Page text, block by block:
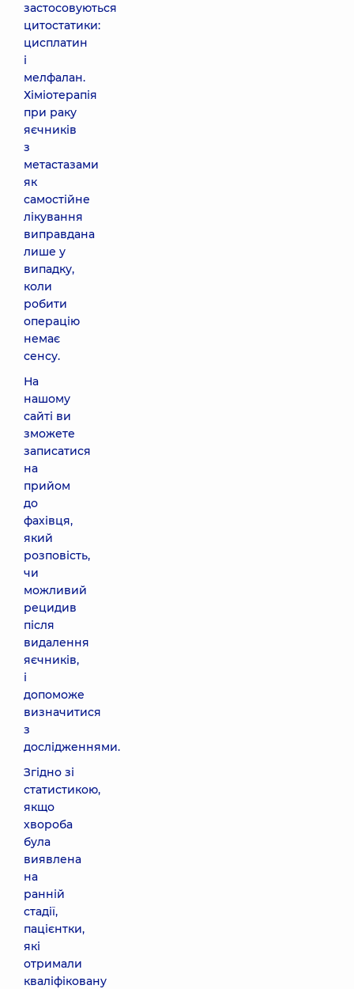
застосовуються
цитостатики:
цисплатин
і
мелфалан.
Хіміотерапія
при раку
яєчників
з
метастазами
як
самостійне
лікування
виправдана
лише у
випадку,
коли
робити
операцію
немає
сенсу.
На
нашому
сайті ви
зможете
записатися
на
прийом
до
фахівця,
який
розповість,
чи
можливий
рецидив
після
видалення
яєчників,
і
допоможе
визначитися
з
дослідженнями.
Згідно зі
статистикою,
якщо
хвороба
була
виявлена
на
ранній
стадії,
пацієнтки,
які
отримали
кваліфіковану